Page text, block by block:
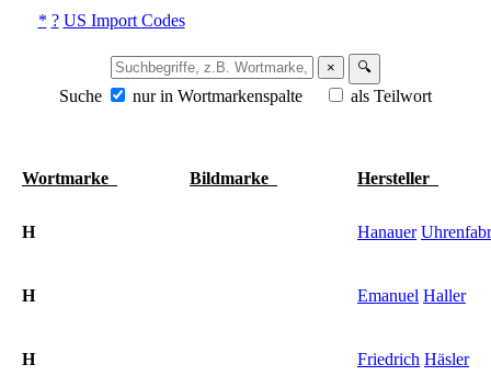
* ? US Import Codes
× 🔍
Suche nur in Wortmarkenspalte als Teilwort
Wortmarke Bildmarke Hersteller
H Hanauer
H Emanuel Haller
H Friedrich Häsler